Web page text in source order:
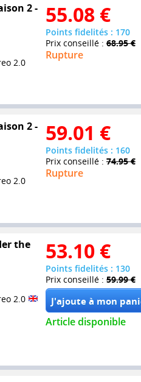
2 -
2.0
55.08 €
Points fidelités : 170
Prix conseillé : 68.95 €
Rupture
2 -
2.0
59.01 €
Points fidelités : 160
Prix conseillé : 74.95 €
Rupture
the
2.0
53.10 €
Points fidelités : 130
Prix conseillé : 59.99 €
Article disponible